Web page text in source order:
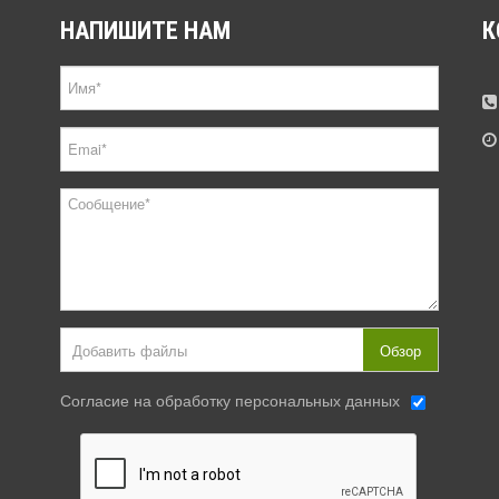
НАПИШИТЕ НАМ
Добавить файлы Обзор
Согласие на обработку персональных данных